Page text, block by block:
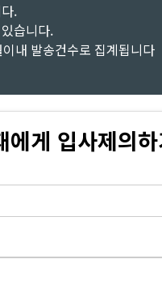
.
습니다.
내 발송건수로 집계됩니다
에게 입사제의하